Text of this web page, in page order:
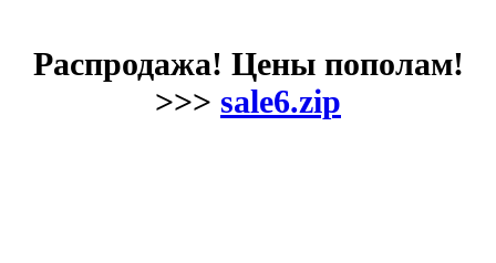
Распродажа! Цены пополам!
>>> sale6.zip